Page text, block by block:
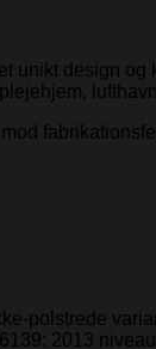
design
polstrede
2013